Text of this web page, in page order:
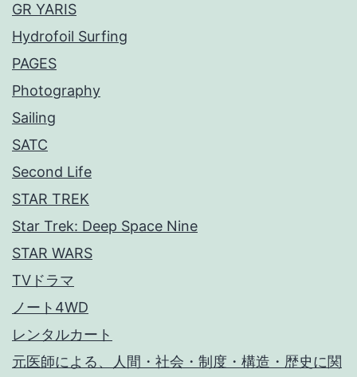
GR YARIS
Hydrofoil Surfing
PAGES
Photography
Sailing
SATC
Second Life
STAR TREK
Star Trek: Deep Space Nine
STAR WARS
TVドラマ
ノート4WD
レンタルカート
元医師による、人間・社会・制度・構造・歴史に関